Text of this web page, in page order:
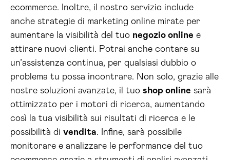
ecommerce. Inoltre, il nostro servizio include
anche strategie di marketing online mirate per
aumentare la visibilità del tuo negozio online e
attirare nuovi clienti. Potrai anche contare su
un’assistenza continua, per qualsiasi dubbio o
problema tu possa incontrare. Non solo, grazie alle
nostre soluzioni avanzate, il tuo shop online sarà
ottimizzato per i motori di ricerca, aumentando
così la tua visibilità sui risultati di ricerca e le
possibilità di vendita. Infine, sarà possibile
monitorare e analizzare le performance del tuo